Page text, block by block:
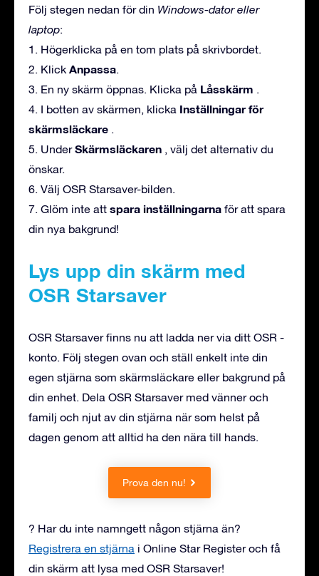
Följ stegen nedan för din Windows-dator eller
laptop:
1. Högerklicka på en tom plats på skrivbordet.
2. Klick Anpassa
3. En ny skärm öppnas. Klicka på Låsskärm
4. I botten av skärmen, klicka Inställningar för
skärmsläckare
5. UnderSkärmsläckaren
, välj det alternativ du
önskar.
6. Välj OSR Starsaver-bilden.
7. Glöm inte att spara inställningarna för att spara
din nya bakgrund!
Lys upp din skärm med
OSR Starsaver
OSR Starsaver finns nu att ladda ner via ditt OSR -
konto. Följ stegen ovan och ställ enkelt inte din
egen stjärna som skärmsläckare eller bakgrund på
din enhet. Dela OSR Starsaver med vänner och
familj och njut av din stjärna när som helst på
dagen genom att alltid ha den nära till hands.
Prova den nu!
? Har du inte namngett någon stjärna än?
Registrera en stjärna i Online Star Register och få
din skärm att lysa med OSR Starsaver!